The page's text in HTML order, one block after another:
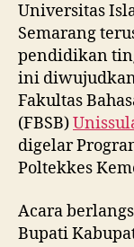
Universitas
Semarang
pendidikan
ini
Fakultas
(FBSB)
digelar
Poltekkes
Acara
Bupati